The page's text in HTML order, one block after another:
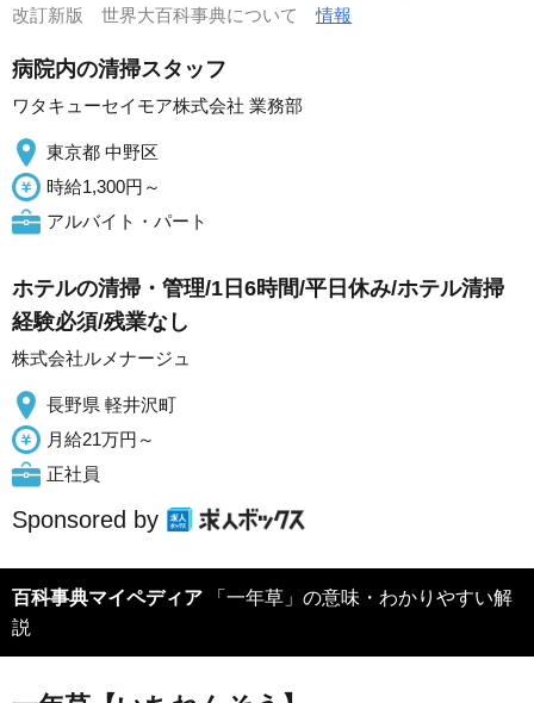
改訂新版 世界大百科事典について情報
病院内の清掃スタッフ
ワタキューセイモア株式会社 業務部
東京都 中野区
時給1,300円～
アルバイト・パート
ホテルの清掃・管理/1日6時間/平日休み/ホテル清掃
経験必須/残業なし
株式会社ルメナージュ
長野県 軽井沢町
月給21万円～
正社員
Sponsored by
百科事典マイペディア 「一年草」の意味・わかりやすい解
説